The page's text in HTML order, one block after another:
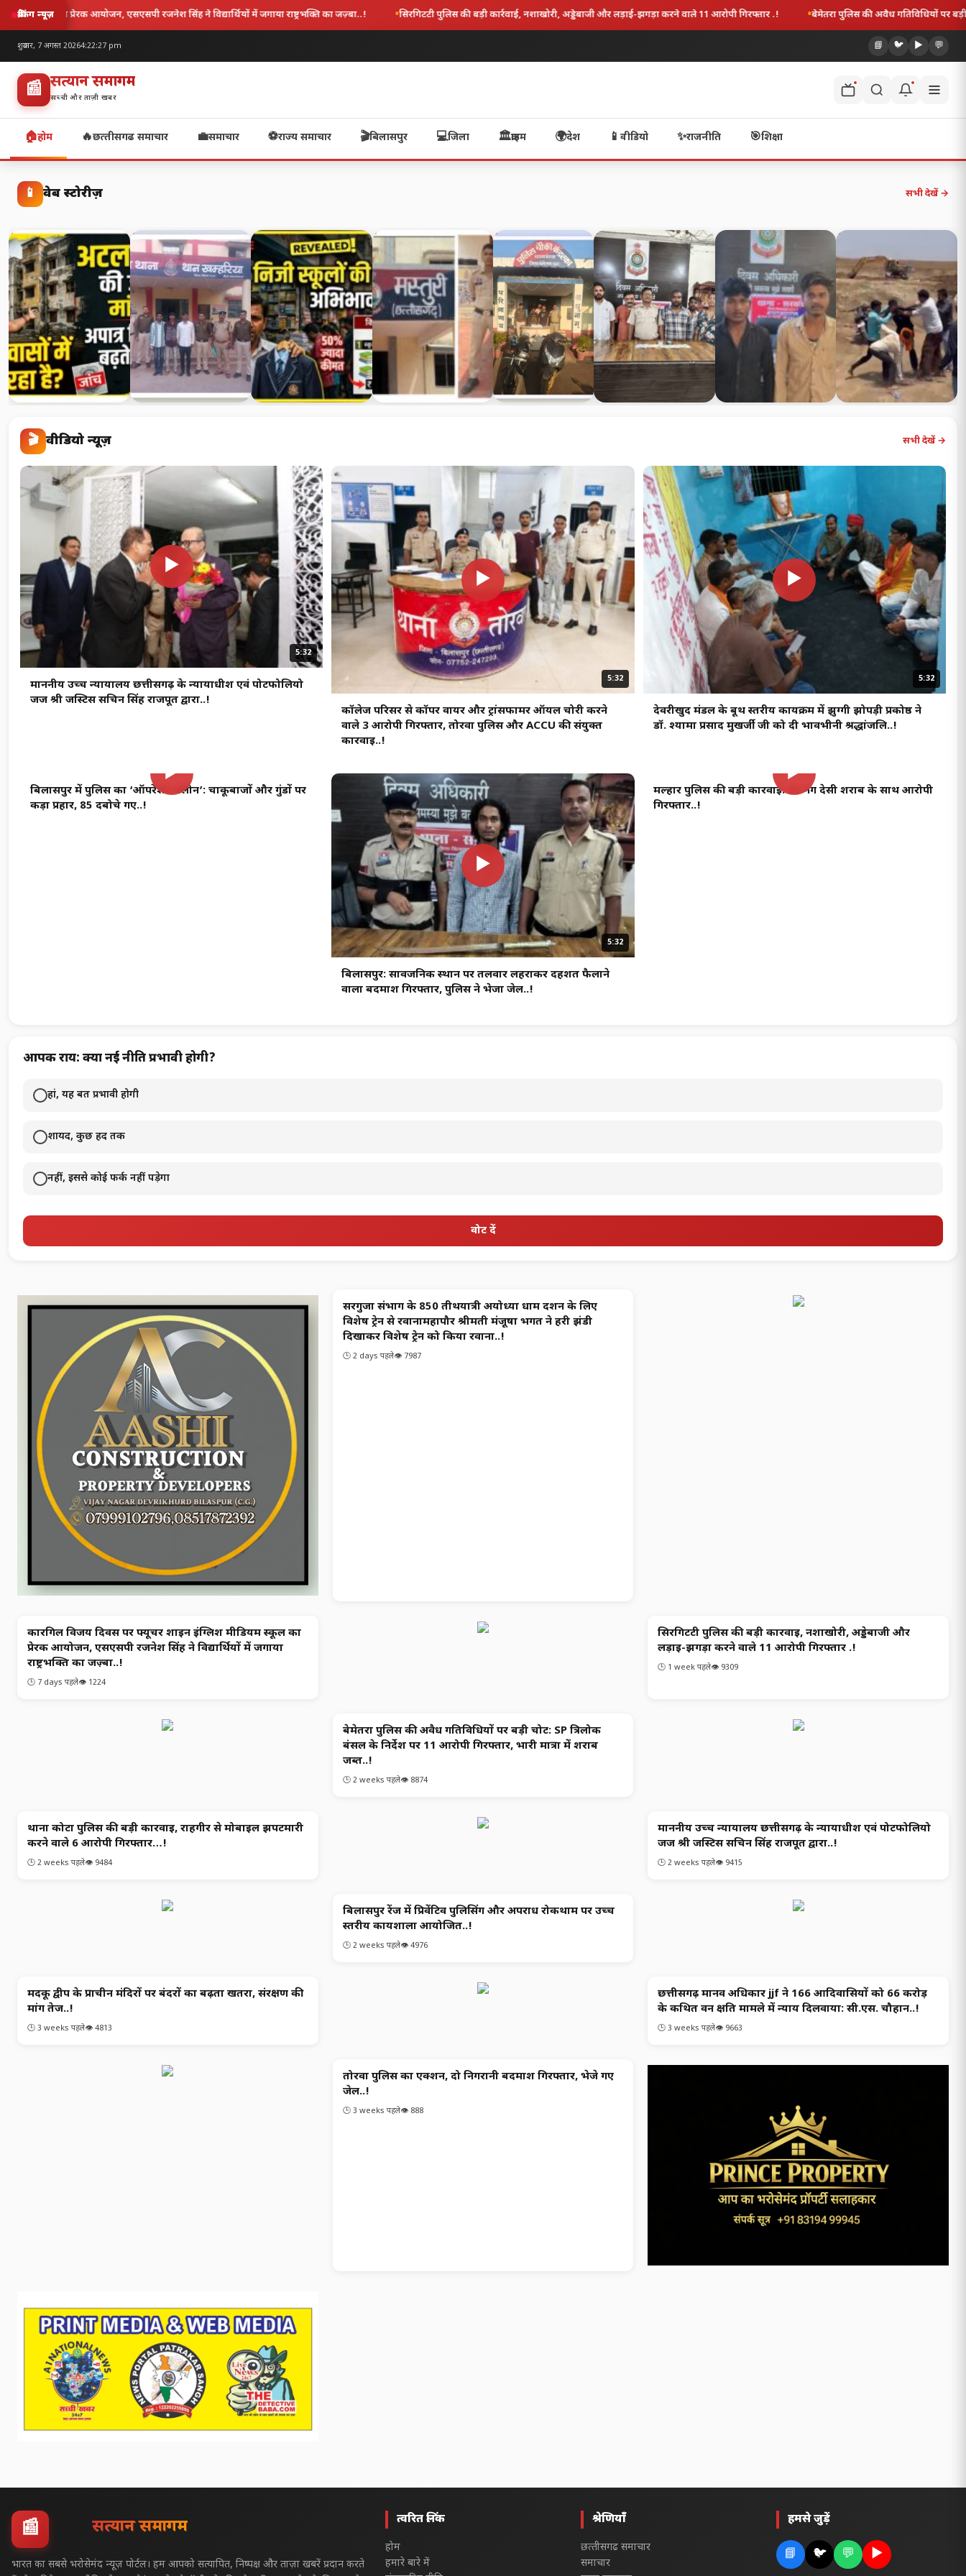
ब्रेकिंग न्यूज़
में जगाया राष्ट्रभक्ति का जज़्बा..! सिरगिटटी पुलिस की बड़ी कार्रवाई, नशाखोरी, अड्डेबाजी और लड़ाई-झगड़ा करने वाले 11 आरोपी गिरफ्तार .! बेमेतरा पुलिस की अवैध गतिविधियों पर बड़ी चोट: SP त्रिलोक बंसल के निर्देश पर 11 आरोपी गिरफ्तार,
शुक्रवार, 7 अगस्त 20264:22:28 pm 📘 🐦 ▶️ 💬
📰 सत्यज्ञान समागम
सच्ची और ताज़ी खबर
🏠होम 🔥छत्‍तीसगढ समाचार 💼समाचार ⚽राज्य समाचार 🎬बिलासपुर 💻जिला 🏛️क्राइम 🌍देश 📱 वीडियो ✨राजनीति 🎯शिक्षा
📱 वेब स्टोरीज़ सभी देखें →
अटल आवास बने अपराध…
🎬 वीडियो न्यूज़ सभी देखें →
▶
5:32
माननीय उच्च न्यायालय छत्तीसगढ़ के न्यायाधीश एवं पोर्टफोलियो
जज श्री जस्टिस सचिन सिंह राजपूत द्वारा..!
▶
5:32
कॉलेज परिसर से कॉपर वायर और ट्रांसफार्मर ऑयल चोरी करने
वाले 3 आरोपी गिरफ्तार, तोरवा पुलिस और ACCU की संयुक्त
कार्रवाई..!
▶
5:32
देवरीखुर्द मंडल के बूथ स्तरीय कार्यक्रम में झुग्गी झोपड़ी प्रकोष्ठ ने
डॉ. श्यामा प्रसाद मुखर्जी जी को दी भावभीनी श्रद्धांजलि..!
▶
बिलासपुर में पुलिस का ‘ऑपरेशन क्लीन’: चाकूबाजों और गुंडों पर
कड़ा प्रहार, 85 दबोचे गए..!
▶
5:32
बिलासपुर: सार्वजनिक स्थान पर तलवार लहराकर दहशत फैलाने
वाला बदमाश गिरफ्तार, पुलिस ने भेजा जेल..!
▶
मल्हार पुलिस की बड़ी कार्रवाई: 93 नग देसी शराब के साथ आरोपी
गिरफ्तार..!
आपकी राय: क्या नई नीति प्रभावी होगी?
हां, यह बहुत प्रभावी होगी
शायद, कुछ हद तक
नहीं, इससे कोई फर्क नहीं पड़ेगा
वोट दें
छत्‍तीसगढ समाचार
सरगुजा संभाग के 850 तीर्थयात्री अयोध्या धाम दर्शन के लिए
विशेष ट्रेन से रवानामहापौर श्रीमती मंजूषा भगत ने हरी झंडी
दिखाकर विशेष ट्रेन को किया रवाना..!
🕒 2 days पहले👁️ 7987
छत्‍तीसगढ समाचार
कारगिल विजय दिवस पर फ्यूचर शाइन इंग्लिश मीडियम स्कूल का
प्रेरक आयोजन, एसएसपी रजनेश सिंह ने विद्यार्थियों में जगाया
राष्ट्रभक्ति का जज़्बा..!
🕒 7 days पहले👁️ 1224
क्राइम
सिरगिटटी पुलिस की बड़ी कार्रवाई, नशाखोरी, अड्डेबाजी और
लड़ाई-झगड़ा करने वाले 11 आरोपी गिरफ्तार .!
🕒 1 week पहले👁️ 9309
क्राइम
बेमेतरा पुलिस की अवैध गतिविधियों पर बड़ी चोट: SP त्रिलोक
बंसल के निर्देश पर 11 आरोपी गिरफ्तार, भारी मात्रा में शराब
जब्त..!
🕒 2 weeks पहले👁️ 8874
क्राइम
थाना कोटा पुलिस की बड़ी कार्रवाई, राहगीर से मोबाइल झपटमारी
करने वाले 6 आरोपी गिरफ्तार…!
🕒 2 weeks पहले👁️ 9484
छत्‍तीसगढ समाचार
माननीय उच्च न्यायालय छत्तीसगढ़ के न्यायाधीश एवं पोर्टफोलियो
जज श्री जस्टिस सचिन सिंह राजपूत द्वारा..!
🕒 2 weeks पहले👁️ 9415
छत्‍तीसगढ समाचार
बिलासपुर रेंज में प्रिवेंटिव पुलिसिंग और अपराध रोकथाम पर उच्च
स्तरीय कार्यशाला आयोजित..!
🕒 2 weeks पहले👁️ 4976
छत्‍तीसगढ समाचार
मदकू द्वीप के प्राचीन मंदिरों पर बंदरों का बढ़ता खतरा, संरक्षण की
मांग तेज..!
🕒 3 weeks पहले👁️ 4813
छत्‍तीसगढ समाचार
छत्तीसगढ़ मानव अधिकार jjf ने 166 आदिवासियों को 66 करोड़
के कथित वन क्षति मामले में न्याय दिलवाया: सी.एस. चौहान..!
🕒 3 weeks पहले👁️ 9663
क्राइम
तोरवा पुलिस का एक्शन, दो निगरानी बदमाश गिरफ्तार, भेजे गए
जेल..!
🕒 3 weeks पहले👁️ 888
📰 सत्यज्ञान समागम
भारत का सबसे भरोसेमंद न्यूज़ पोर्टल। हम आपको सत्यापित, निष्पक्ष और ताज़ा खबरें प्रदान करते
त्वरित लिंक
होम
हमारे बारे में
श्रेणियाँ
छत्‍तीसगढ समाचार
समाचार
हमसे जुड़ें
📘 🐦 💬 ▶️